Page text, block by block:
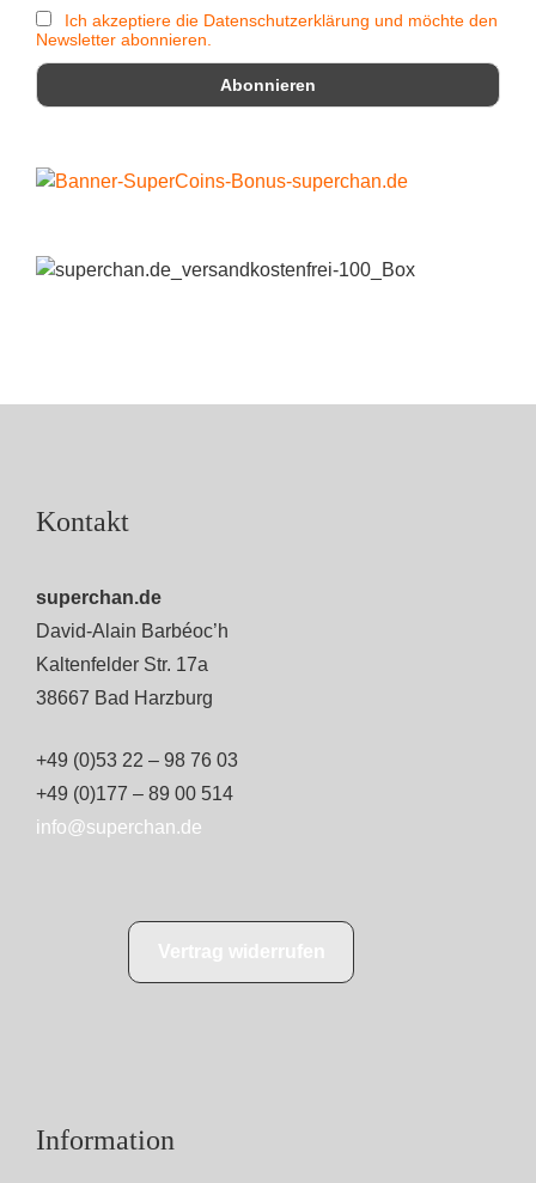
Ich akzeptiere die Datenschutzerklärung und möchte den
Newsletter abonnieren.
Kontakt
superchan.de
David-Alain Barbéoc’h
Kaltenfelder Str. 17a
38667 Bad Harzburg
+49 (0)53 22 – 98 76 03
+49 (0)177 – 89 00 514
info@superchan.de
Information